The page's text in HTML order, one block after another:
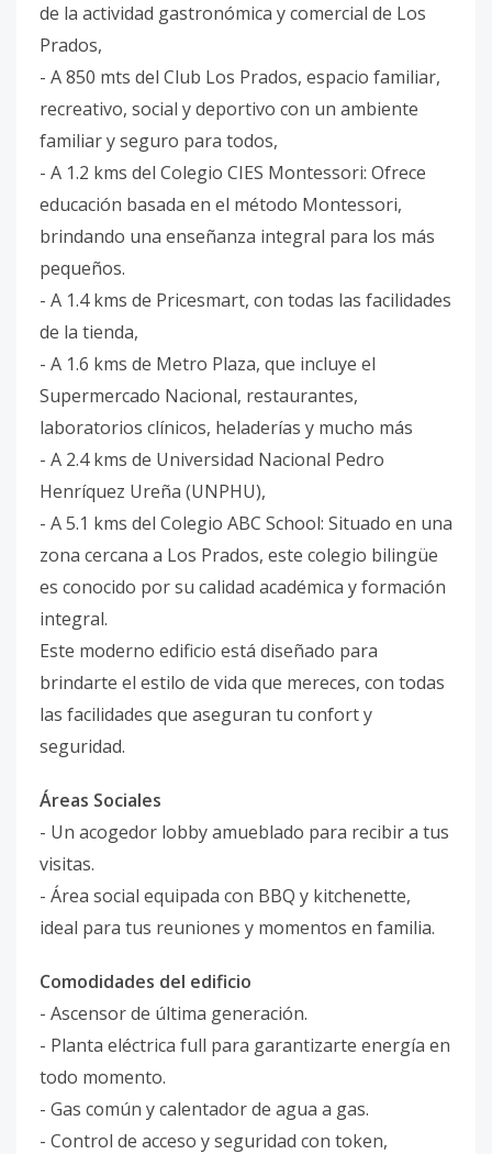
de la actividad gastronómica y comercial de Los
Prados,
- A 850 mts del Club Los Prados, espacio familiar,
recreativo, social y deportivo con un ambiente
familiar y seguro para todos,
- A 1.2 kms del Colegio CIES Montessori: Ofrece
educación basada en el método Montessori,
brindando una enseñanza integral para los más
pequeños.
- A 1.4 kms de Pricesmart, con todas las facilidades
de la tienda,
- A 1.6 kms de Metro Plaza, que incluye el
Supermercado Nacional, restaurantes,
laboratorios clínicos, heladerías y mucho más
- A 2.4 kms de Universidad Nacional Pedro
Henríquez Ureña (UNPHU),
- A 5.1 kms del Colegio ABC School: Situado en una
zona cercana a Los Prados, este colegio bilingüe
es conocido por su calidad académica y formación
integral.
Este moderno edificio está diseñado para
brindarte el estilo de vida que mereces, con todas
las facilidades que aseguran tu confort y
seguridad.
Áreas Sociales
- Un acogedor lobby amueblado para recibir a tus
visitas.
- Área social equipada con BBQ y kitchenette,
ideal para tus reuniones y momentos en familia.
Comodidades del edificio
- Ascensor de última generación.
- Planta eléctrica full para garantizarte energía en
todo momento.
- Gas común y calentador de agua a gas.
- Control de acceso y seguridad con token,